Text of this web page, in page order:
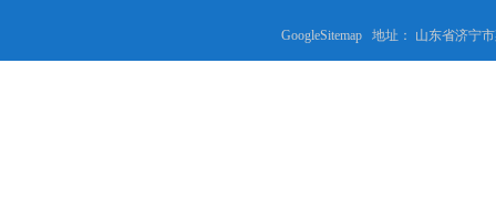
GoogleSitemap 地址： 山东省济宁